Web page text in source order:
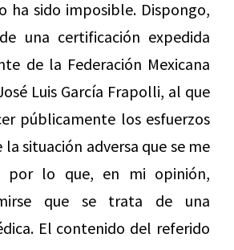
ha sido imposible. Dispongo,
una certificación expedida
de la Federación Mexicana
Luis García Frapolli, al que
públicamente los esfuerzos
situación adversa que se me
por lo que, en mi opinión,
que se trata de una
El contenido del referido